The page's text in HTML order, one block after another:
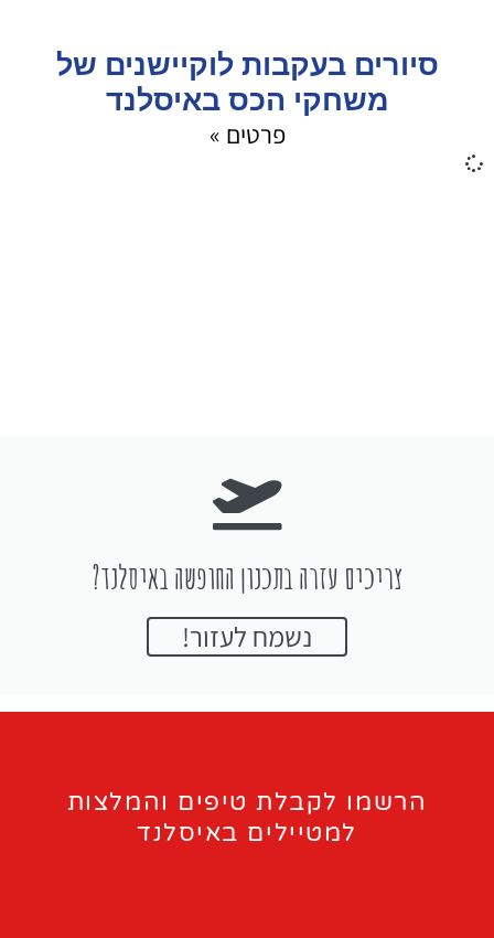
סיורים בעקבות לוקיישנים של
משחקי הכס באיסלנד
פרטים »
צריכים עזרה בתכנון החופשה באיסלנד?
נשמח לעזור!
הרשמו לקבלת טיפים והמלצות
למטיילים באיסלנד